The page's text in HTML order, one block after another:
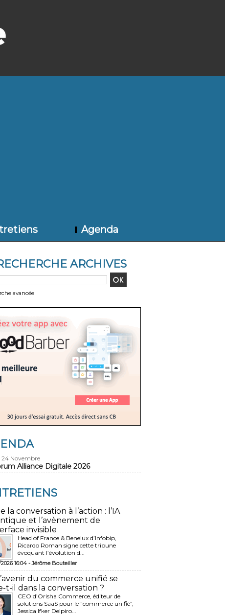
Agenda
ARCHIVES
avancée
24 Novembre
Alliance Digitale 2026
la conversation à l’action : l’IA
et l’avènement de
invisible
Head of France & Benelux d’Infobip,
Ricardo Roman signe cette tribune
évoquant l’évolution d...
16:04 -Jérôme Bouteiller
du commerce unifié se
t-il dans la conversation ?
CEO d’Orisha Commerce, éditeur de
solutions SaaS pour le "commerce unifié",
Jessica Ifker Delpiro...